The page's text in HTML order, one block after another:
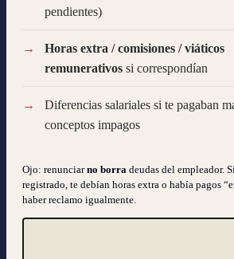
pendientes)
Horas extra / comisiones / viáticos
remunerativos si correspondían
Diferencias salariales si te pagaban
conceptos impagos
Ojo: renunciarno borra deudas del empleador.
registrado, te debían horas extra o había pagos
haber reclamo igualmente.